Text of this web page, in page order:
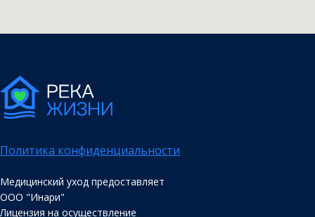
Политика конфиденциальности
Медицинский уход предоставляет
ООО "Инари"
Лицензия на осуществление